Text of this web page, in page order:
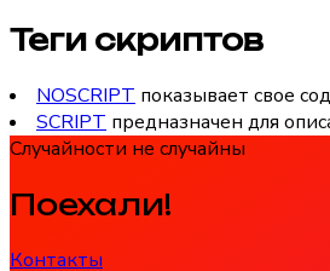
Теги скриптов
NOSCRIPT показывает свое
SCRIPT предназначен для
Случайности не случайны
Поехали!
Контакты